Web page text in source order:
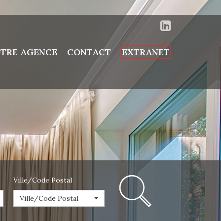
AGENCE CONTACT EXTRANET
Ville/Code Postal
Ville/Code Postal